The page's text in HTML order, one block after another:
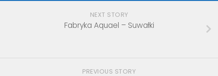
NEXT STORY
Fabryka Aquael – Suwałki
PREVIOUS STORY